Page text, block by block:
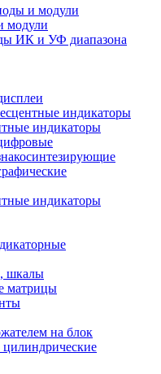
и модули
модули
ИК и УФ диапазона
индикаторы
индикаторы
индикаторы
шкалы
матрицы
на блок